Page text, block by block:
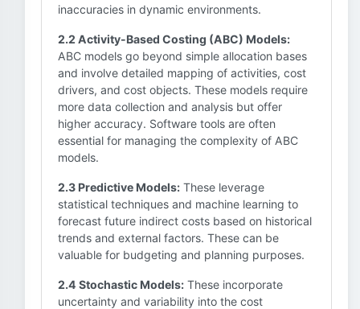
inaccuracies in dynamic environments.
2.2 Activity-Based Costing (ABC) Models:
ABC models go beyond simple allocation bases
and involve detailed mapping of activities, cost
drivers, and cost objects. These models require
more data collection and analysis but offer
higher accuracy. Software tools are often
essential for managing the complexity of ABC
models.
2.3 Predictive Models: These leverage
statistical techniques and machine learning to
forecast future indirect costs based on historical
trends and external factors. These can be
valuable for budgeting and planning purposes.
2.4 Stochastic Models: These incorporate
uncertainty and variability into the cost